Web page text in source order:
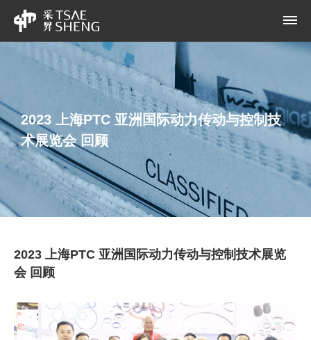
2023 上海PTC 亚洲国际动力传动与控制技
术展览会 回顾
2023 上海PTC 亚洲国际动力传动与控制技术展览
会 回顾